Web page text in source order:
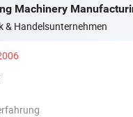
Machinery
& Handelsunternehmen